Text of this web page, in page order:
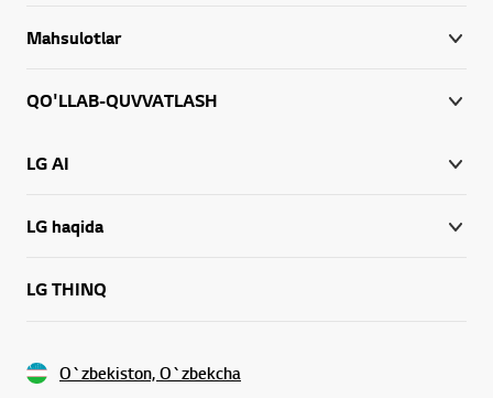
Mahsulotlar
QO'LLAB-QUVVATLASH
LG AI
LG haqida
LG THINQ
O`zbekiston, O`zbekcha